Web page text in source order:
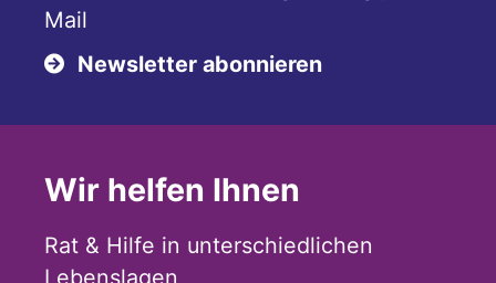
Mail
Newsletter abonnieren
Wir helfen Ihnen
Rat & Hilfe in unterschiedlichen
Lebenslagen